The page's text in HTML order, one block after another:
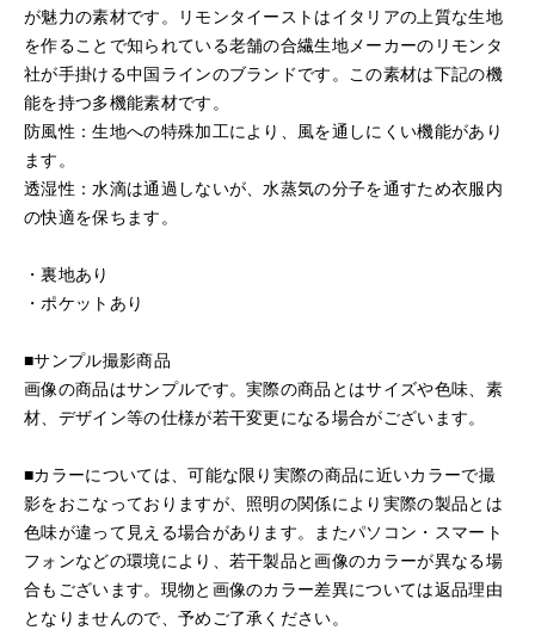
が魅力の素材です。リモンタイーストはイタリアの上質な生地
を作ることで知られている老舗の合繊生地メーカーのリモンタ
社が手掛ける中国ラインのブランドです。この素材は下記の機
能を持つ多機能素材です。
防風性：生地への特殊加工により、風を通しにくい機能があり
ます。
透湿性：水滴は通過しないが、水蒸気の分子を通すため衣服内
の快適を保ちます。
・裏地あり
・ポケットあり
■サンプル撮影商品
画像の商品はサンプルです。実際の商品とはサイズや色味、素
材、デザイン等の仕様が若干変更になる場合がございます。
■カラーについては、可能な限り実際の商品に近いカラーで撮
影をおこなっておりますが、照明の関係により実際の製品とは
色味が違って見える場合があります。またパソコン・スマート
フォンなどの環境により、若干製品と画像のカラーが異なる場
合もございます。現物と画像のカラー差異については返品理由
となりませんので、予めご了承ください。